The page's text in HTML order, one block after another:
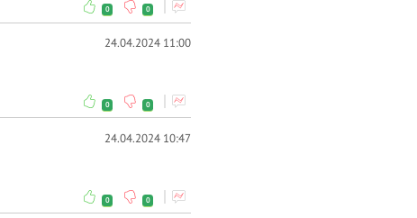
0 0
24.04.2024 11:00
0 0
24.04.2024 10:47
0 0